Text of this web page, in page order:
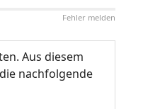
Fehler melden
Aus diesem
nachfolgende